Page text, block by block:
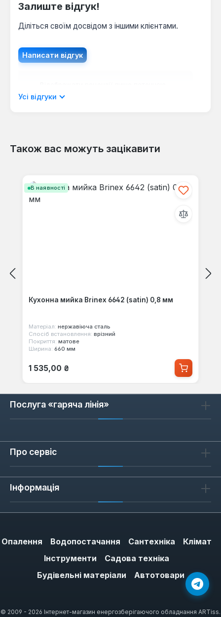
Залиште відгук!
Діліться своїм досвідом з іншими клієнтами.
Написати відгук
мовою.
Відгуків не знайдено. Поділіться
Усі відгуки
Також вас можуть зацікавити
В наявності
Кухонна мийка Brinex 6642 (satin) 0,8 мм
Матеріал: нержавіюча сталь
Спосіб встановлення: врізний
Покриття: матове
Ширина: 660 мм
Звичайна ціна:
1 535,00 ₴
Послуга «гаряча лінія»
Про сервіс
Інформація
Опалення Водопостачання Сантехніка
Клімат
Інструменти
Садова техніка
Будівельні матеріали
Автотовари
© 2009 - 2026 Інтернет-магазин енергозберігаючого обладнання ARTiss.